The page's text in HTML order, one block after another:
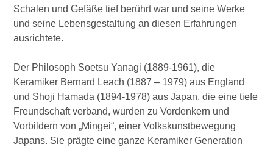
Schalen und Gefäße tief berührt war und seine Werke
und seine Lebensgestaltung an diesen Erfahrungen
ausrichtete.
Der Philosoph Soetsu Yanagi (1889-1961), die
Keramiker Bernard Leach (1887 – 1979) aus England
und Shoji Hamada (1894-1978) aus Japan, die eine tiefe
Freundschaft verband, wurden zu Vordenkern und
Vorbildern von „Mingei“, einer Volkskunstbewegung
Japans. Sie prägte eine ganze Keramiker Generation